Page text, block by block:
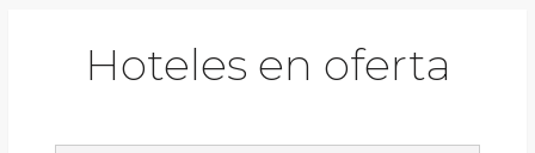
Hoteles en oferta